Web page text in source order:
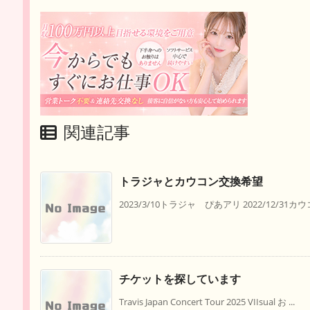
関連記事
トラジャとカウコン交換希望
2023/3/10トラジャ ぴあアリ 2022/12/31カウ
チケットを探しています
Travis Japan Concert Tour 2025 VIIsual お ...